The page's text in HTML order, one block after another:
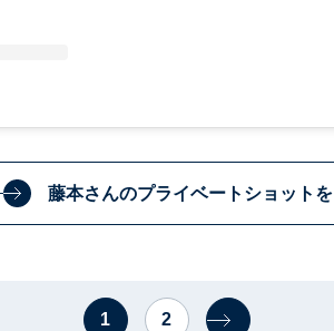
藤本さんのプライベートショットを
1 2